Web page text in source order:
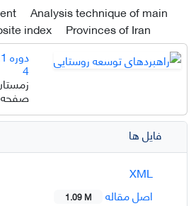
Analysis technique of main
index
Provinces of Iran
4
زمستان
فایل ها
اصل مقاله
1.09 M